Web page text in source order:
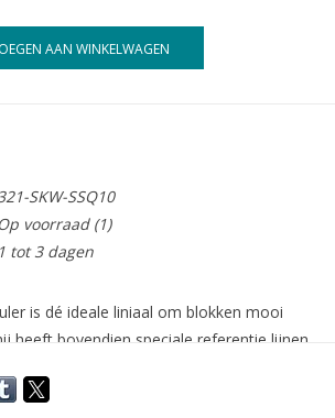
AAN WINKELWAGEN
SKW-SSQ10
Op voorraad(1)
1 tot 3 dagen
is dé ideale liniaal om blokken mooi
heeft bovendien speciale referentie lijnen
de volgende referentielijnen: